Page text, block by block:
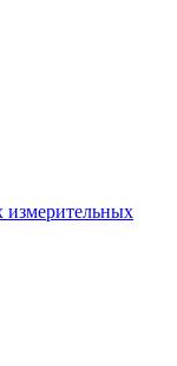
измерительных